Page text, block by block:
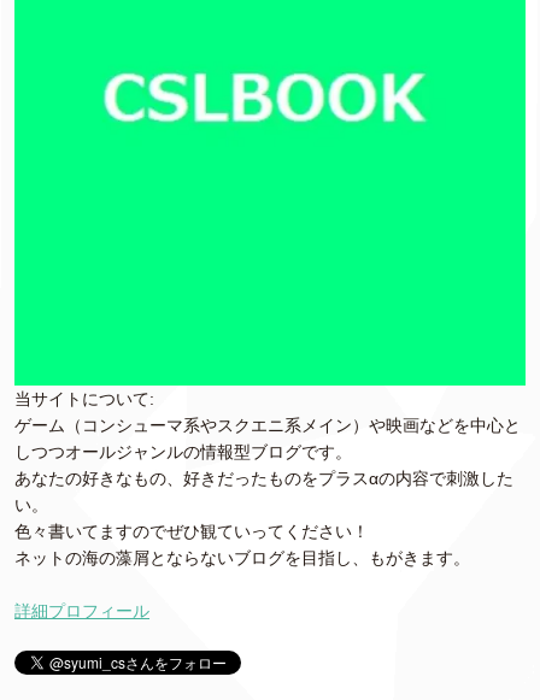
当サイトについて:
ゲーム（コンシューマ系やスクエニ系メイン）や映画などを中心と
しつつオールジャンルの情報型ブログです。
あなたの好きなもの、好きだったものをプラスαの内容で刺激した
い。
色々書いてますのでぜひ観ていってください！
ネットの海の藻屑とならないブログを目指し、もがきます。
詳細プロフィール